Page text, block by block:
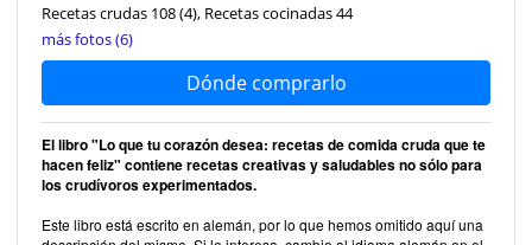
Recetas crudas 108(4), Recetas cocinadas 44
más fotos (6)
Dónde comprarlo
El libro "Lo que tu corazón desea: recetas de comida cruda que te
hacen feliz" contiene recetas creativas y saludables no sólo para
los crudívoros experimentados.
Este libro está escrito en alemán, por lo que hemos omitido aquí una